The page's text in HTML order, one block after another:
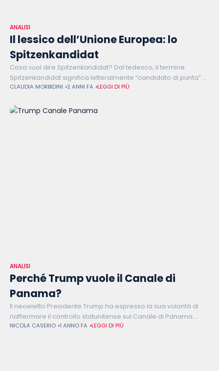
ANALISI
Il lessico dell’Unione Europea: lo
Spitzenkandidat
Cosa vuol dire Spitzenkandidat? Dal tedesco, il termine
Spitzenkandidat significa letteralmente “candidato di punta” e
viene usato per indicare il capolista di un partito. Applicato al
CLAUDIA MORBIDINI 2 ANNI FA LEGGI DI PIÙ
ANALISI
Perché Trump vuole il Canale di
Panama?
Il neoeletto Presidente Trump ha espresso la sua volontà di
riaffermare il controllo statunitense sul Canale di Panama.
Quali sono le ragioni alla base di questa strategia?
NICOLA CASERIO 1 ANNO FA LEGGI DI PIÙ